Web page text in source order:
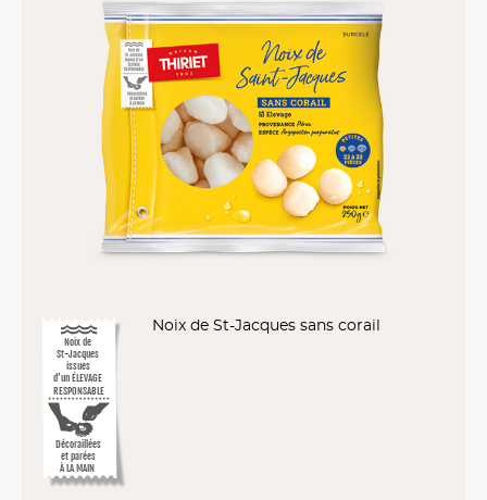
Noix de
St-Jacques
issues
d’un ÉLEVAGE
RESPONSABLE
Décoraillées
et parées
À LA MAIN
Noix de St-Jacques sans corail